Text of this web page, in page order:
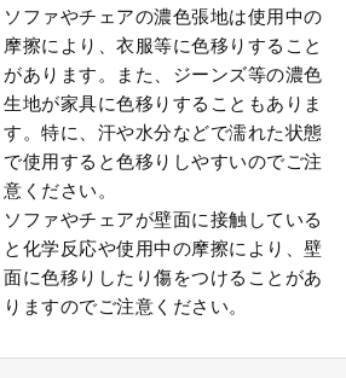
ソファやチェアの濃色張地は使用中の
摩擦により、衣服等に色移りすること
があります。また、ジーンズ等の濃色
生地が家具に色移りすることもありま
す。特に、汗や水分などで濡れた状態
で使用すると色移りしやすいのでご注
意ください。
ソファやチェアが壁面に接触している
と化学反応や使用中の摩擦により、壁
面に色移りしたり傷をつけることがあ
りますのでご注意ください。